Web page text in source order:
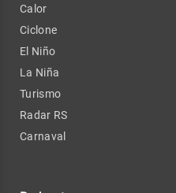
Calor
Ciclone
El Niño
La Niña
Turismo
Radar RS
Carnaval